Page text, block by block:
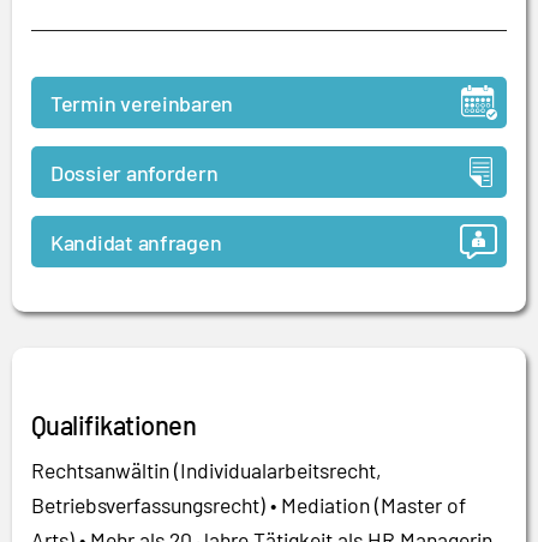
Termin vereinbaren
Dossier anfordern
Kandidat anfragen
Qualifikationen
Rechtsanwältin (Individualarbeitsrecht,
Betriebsverfassungsrecht) • Mediation (Master of